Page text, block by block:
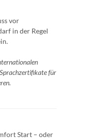
vor
in der Regel
für
Start – oder